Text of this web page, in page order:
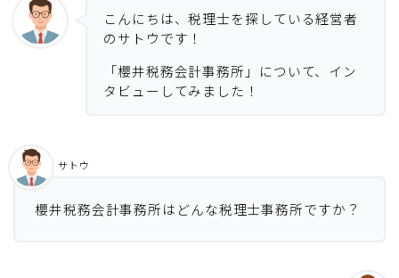
こんにちは、税理士を探している経営者
のサトウです！
「櫻井税務会計事務所」について、イン
タビューしてみました！
櫻井税務会計事務所はどんな税理士事務所ですか？
サトウ